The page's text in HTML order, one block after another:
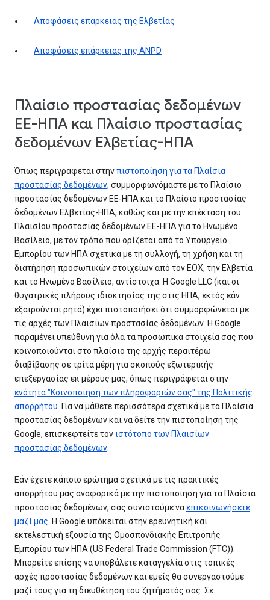
Αποφάσεις επάρκειας της Ελβετίας
Αποφάσεις επάρκειας της ANPD
Πλαίσιο προστασίας δεδομένων
ΕΕ-ΗΠΑ και Πλαίσιο προστασίας
δεδομένων Ελβετίας-ΗΠΑ
Όπως περιγράφεται στηνπιστοποίηση για τα Πλαίσια
προστασίας δεδομένων, συμμορφωνόμαστε με το Πλαίσιο
προστασίας δεδομένων ΕΕ-ΗΠΑ και το Πλαίσιο προστασίας
δεδομένων Ελβετίας-ΗΠΑ, καθώς και με την επέκταση του
Πλαισίου προστασίας δεδομένων ΕΕ-ΗΠΑ για το Ηνωμένο
Βασίλειο, με τον τρόπο που ορίζεται από το Υπουργείο
Εμπορίου των ΗΠΑ σχετικά με τη συλλογή, τη χρήση και τη
διατήρηση προσωπικών στοιχείων από τον ΕΟΧ, την Ελβετία
και το Ηνωμένο Βασίλειο, αντίστοιχα. Η Google LLC (και οι
θυγατρικές πλήρους ιδιοκτησίας της στις ΗΠΑ, εκτός εάν
εξαιρούνται ρητά) έχει πιστοποιήσει ότι συμμορφώνεται με
τις αρχές των Πλαισίων προστασίας δεδομένων. Η Google
παραμένει υπεύθυνη για όλα τα προσωπικά στοιχεία σας που
κοινοποιούνται στο πλαίσιο της αρχής περαιτέρω
διαβίβασης σε τρίτα μέρη για σκοπούς εξωτερικής
επεξεργασίας εκ μέρους μας, όπως περιγράφεται στην
ενότητα "Κοινοποίηση των πληροφοριών σας" της Πολιτικής
απορρήτου. Για να μάθετε περισσότερα σχετικά με τα Πλαίσια
προστασίας δεδομένων και να δείτε την πιστοποίηση της
Google, επισκεφτείτε τον ιστότοπο των Πλαισίων
προστασίας δεδομένων.
Εάν έχετε κάποιο ερώτημα σχετικά με τις πρακτικές
απορρήτου μας αναφορικά με την πιστοποίηση για τα Πλαίσια
προστασίας δεδομένων, σας συνιστούμε ναεπικοινωνήσετε
μαζί μας. Η Google υπόκειται στην ερευνητική και
εκτελεστική εξουσία της Ομοσπονδιακής Επιτροπής
Εμπορίου των ΗΠΑ (US Federal Trade Commission (FTC)).
Μπορείτε επίσης να υποβάλετε καταγγελία στις τοπικές
αρχές προστασίας δεδομένων και εμείς θα συνεργαστούμε
μαζί τους για τη διευθέτηση του ζητήματός σας. Σε